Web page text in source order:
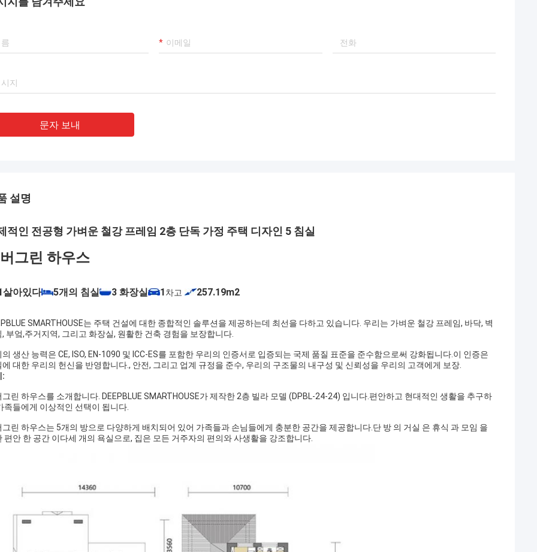
문자 보내
설명
적인 전공형 가벼운 철강 프레임 2층 단독 가정 주택 디자인 5 침실
그린 하우스
살아있다 5개의 침실 3 화장실 1차고 257.19m2
SMARTHOUSE는 주택 건설에 대한 종합적인 솔루션을 제공하는데 최선을 다하고 있습니다. 우리는 가벼운 철강 프레임, 바닥, 벽
, 부엌,주거지역, 그리고 화장실, 원활한 건축 경험을 보장합니다.
의 생산 능력은 CE, ISO, EN-1090 및 ICC-ES를 포함한 우리의 인증서로 입증되는 국제 품질 표준을 준수함으로써 강화됩니다.이 인증은
에 대한 우리의 헌신을 반영합니다., 안전, 그리고 업계 규정을 준수, 우리의 구조물의 내구성 및 신뢰성을 우리의 고객에게 보장.
:
그린 하우스를 소개합니다. DEEPBLUE SMARTHOUSE가 제작한 2층 빌라 모델 (DPBL-24-24) 입니다.편안하고 현대적인 생활을 추구하
족들에게 이상적인 선택이 됩니다.
그린 하우스는 5개의 방으로 다양하게 배치되어 있어 가족들과 손님들에게 충분한 공간을 제공합니다.단 방 의 거실 은 휴식 과 모임 을
편안 한 공간 이다세 개의 욕실으로, 집은 모든 거주자의 편의와 사생활을 강조합니다.